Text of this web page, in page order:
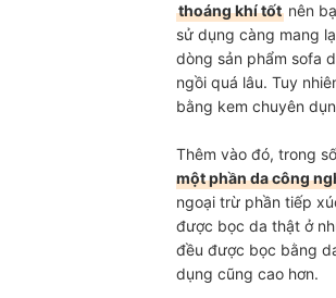
thoáng khí tốt nên
sử dụng càng mang
dòng sản phẩm sofa
ngồi quá lâu. Tuy
bằng kem chuyên
Thêm vào đó, trong
một phần da công
ngoại trừ phần tiếp
được bọc da thật ở
đều được bọc bằng
dụng cũng cao hơn.